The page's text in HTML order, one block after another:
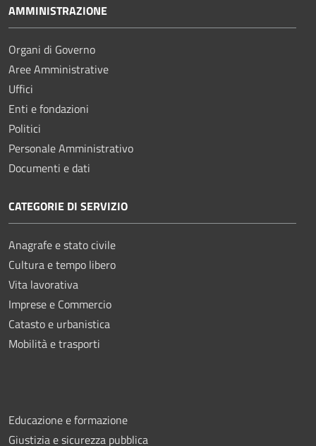
AMMINISTRAZIONE
Organi di Governo
Aree Amministrative
Uffici
Enti e fondazioni
Politici
Personale Amministrativo
Documenti e dati
CATEGORIE DI SERVIZIO
Anagrafe e stato civile
Cultura e tempo libero
Vita lavorativa
Imprese e Commercio
Catasto e urbanistica
Mobilità e trasporti
Educazione e formazione
Giustizia e sicurezza pubblica